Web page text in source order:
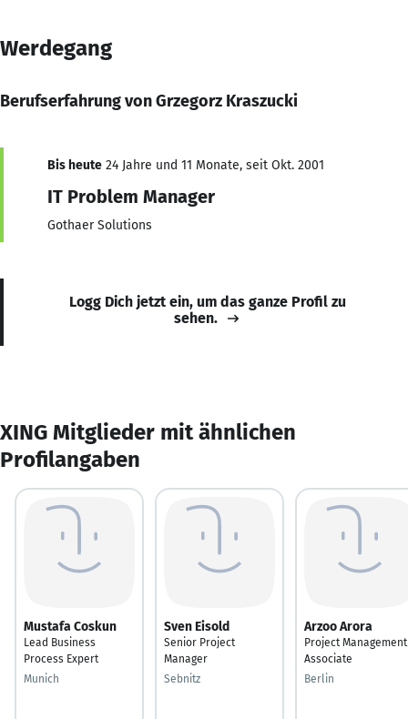
Werdegang
Berufserfahrung von Grzegorz Kraszucki
Bis heute 24 Jahre und 11 Monate, seit Okt. 2001
IT Problem Manager
Gothaer Solutions
Logg Dich jetzt ein, um das ganze Profil zu
sehen.
XING Mitglieder mit ähnlichen
Profilangaben
Mustafa Coskun
Lead Business
Process Expert
Munich
Sven Eisold
Senior Project
Manager
Sebnitz
Arzoo Arora
Project Management
Associate
Berlin